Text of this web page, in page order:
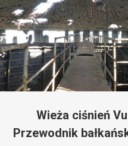
Wieża ciśnień
Przewodnik